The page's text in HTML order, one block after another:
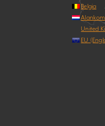
Belgia
United
EU